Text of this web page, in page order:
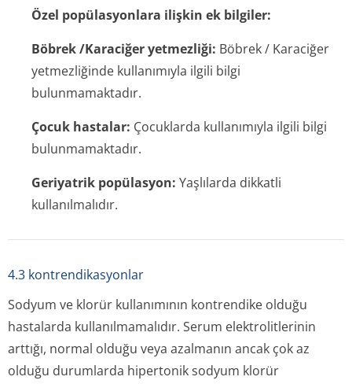
Özel popülasyonlara ilişkin ek bilgiler:
Böbrek /Karaciğer yetmezliği: Böbrek / Karaciğer
yetmezliğinde kullanımıyla ilgili bilgi
bulunmamaktadır.
Çocuk hastalar: Çocuklarda kullanımıyla ilgili bilgi
bulunmamaktadır.
Geriyatrik popülasyon: Yaşlılarda dikkatli
kullanılmalıdır.
4.3 kontrendikasyonlar
Sodyum ve klorür kullanımının kontrendike olduğu
hastalarda kullanılmamalıdır. Serum elektrolitlerinin
arttığı, normal olduğu veya azalmanın ancak çok az
olduğu durumlarda hipertonik sodyum klorür